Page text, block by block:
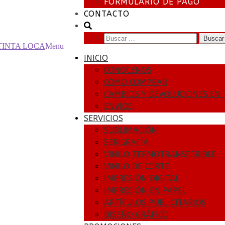
Menu
CONTACTO
Buscar:
INICIO
CONOCENOS
CÓMO COMPRAR
CAMBIOS Y DEVOLUCIONES EN
ENVÍOS
SERVICIOS
SUBLIMACIÓN
SERIGRAFÍA
VINILO TERMOTRANSFERIBLE
VINILO DE CORTE
IMPRESIÓN DIGITAL
IMPRESIÓN EN PAPEL
ARTÍCULOS PUBLICITARIOS
DISEÑO GRÁFICO